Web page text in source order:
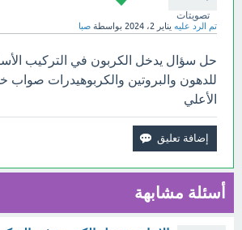
تصويتات
تم الرد عليه يناير 2، 2024 بواسطة صبا
حل سؤال يدخل الكربون في التركيب
للدهون والبروتين والكربوهيدرات صواب
الأعلي
أسئلة مشابهة